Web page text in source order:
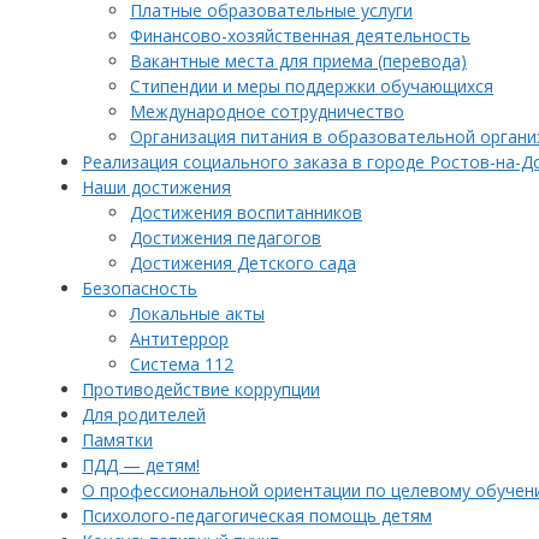
Платные образовательные услуги
Финансово-хозяйственная деятельность
Вакантные места для приема (перевода)
Стипендии и меры поддержки обучающихся
Международное сотрудничество
Организация питания в образовательной
Реализация социального заказа в городе Ростов-на-
Наши достижения
Достижения воспитанников
Достижения педагогов
Достижения Детского сада
Безопасность
Локальные акты
Антитеррор
Система 112
Противодействие коррупции
Для родителей
Памятки
ПДД — детям!
О профессиональной ориентации по целевому
Психолого-педагогическая помощь детям